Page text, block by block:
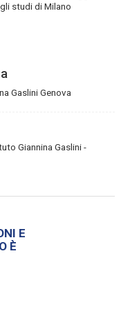
studi di Milano
Gaslini Genova
Giannina Gaslini -
E
È